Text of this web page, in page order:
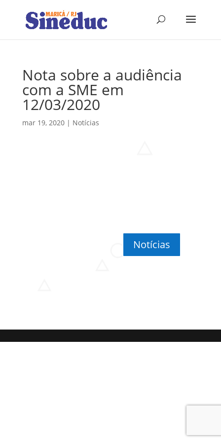
Nota sobre a audiência
com a SME em
12/03/2020
mar 19, 2020| Notícias
Notícias